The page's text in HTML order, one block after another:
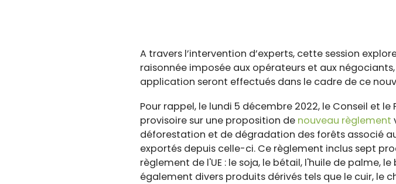
A travers l’intervention d’experts, cette session
raisonnée imposée aux opérateurs et aux
application seront effectués dans le cadre de ce
Pour rappel, le lundi 5 décembre 2022, le Conseil et
provisoire sur une proposition de nouveau règlement
déforestation et de dégradation des forêts associé
exportés depuis celle-ci. Ce règlement inclus sept
règlement de l'UE : le soja, le bétail, l'huile de palme,
également divers produits dérivés tels que le cuir, le